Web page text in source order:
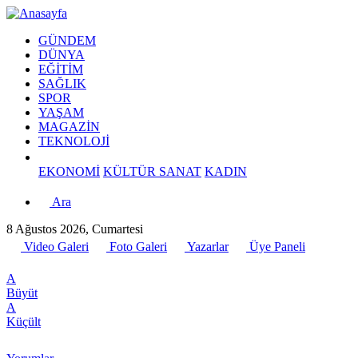
GÜNDEM
DÜNYA
EĞİTİM
SAĞLIK
SPOR
YAŞAM
MAGAZİN
TEKNOLOJİ
EKONOMİ KÜLTÜR SANAT KADIN
Ara
8 Ağustos 2026, Cumartesi
Video Galeri
Foto Galeri Yazarlar Üye Paneli
A
Büyüt
A
Küçült